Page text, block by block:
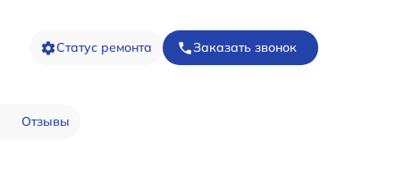
Статус ремонта Заказать звонок
Отзывы